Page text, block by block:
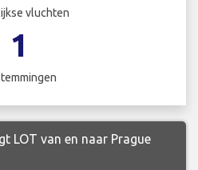
vluchten
1
LOT van en naar Prague